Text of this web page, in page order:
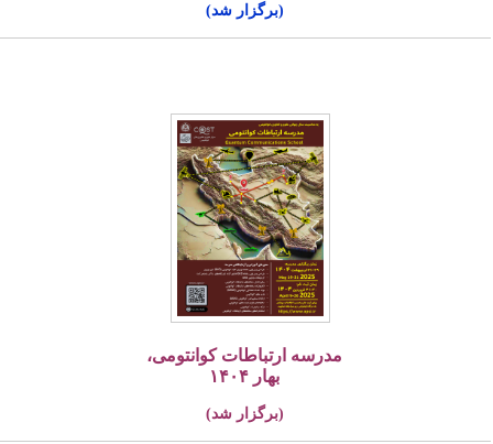
(برگزار شد)
مدرسه ارتباطات کوانتومی،
بهار ۱۴۰۴
(برگزار شد)